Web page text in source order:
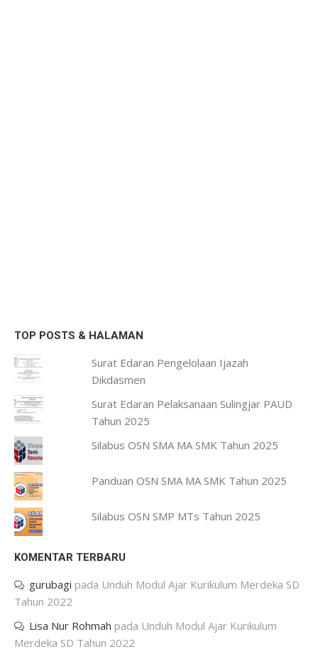
TOP POSTS & HALAMAN
Surat Edaran Pengelolaan Ijazah
Dikdasmen
Surat Edaran Pelaksanaan Sulingjar PAUD
Tahun 2025
Silabus OSN SMA MA SMK Tahun 2025
Panduan OSN SMA MA SMK Tahun 2025
Silabus OSN SMP MTs Tahun 2025
KOMENTAR TERBARU
gurubagi pada Unduh Modul Ajar Kurikulum Merdeka SD
Tahun 2022
Lisa Nur Rohmah pada Unduh Modul Ajar Kurikulum
Merdeka SD Tahun 2022